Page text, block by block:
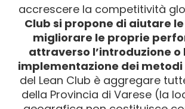
accrescere la competitività
Club si propone di aiutare
migliorare le proprie
attraverso l’introduzione o
implementazione dei metodi
del Lean Club è aggregare
della Provincia di Varese (la